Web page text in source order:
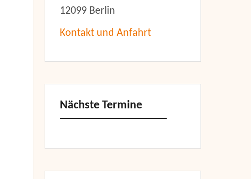
12099 Berlin
Kontakt und Anfahrt
Nächste Termine